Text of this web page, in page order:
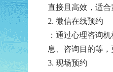
直接且高效，适
2. 微信在线预约
：通过心理咨询
息、咨询目的等，
3. 现场预约